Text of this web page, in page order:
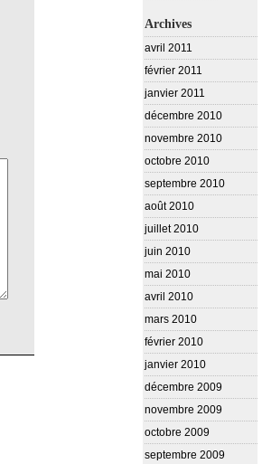
Archives
avril 2011
février 2011
janvier 2011
décembre 2010
novembre 2010
octobre 2010
septembre 2010
août 2010
juillet 2010
juin 2010
mai 2010
avril 2010
mars 2010
février 2010
janvier 2010
décembre 2009
novembre 2009
octobre 2009
septembre 2009